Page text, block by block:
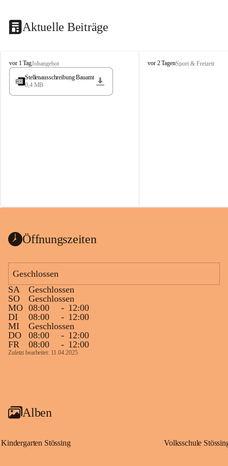
Aktuelle Beiträge
S
t
s
vor 1 TagJobangebot
Stellenausschreibung Bauamt
0,4 MB
S
vor 2 TagenSport & Freizeit
Öffnungszeiten
Geschlossen
SA
Geschlossen
SO
Geschlossen
MO 08:00 - 12:00
DI
08:00 - 12:00
MI
Geschlossen
DO
08:00 - 12:00
FR
08:00 - 12:00
Zuletzt bearbeitet: 11.04.2025
Alben
Kindergarten Stössing Volksschule